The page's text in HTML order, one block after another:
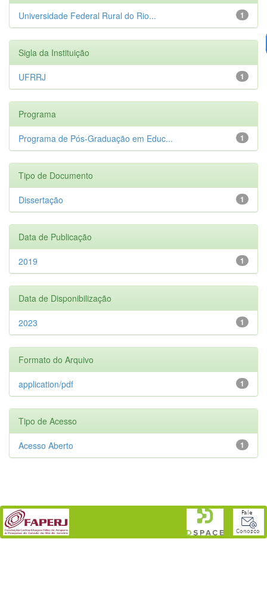
1
Universidade Federal Rural do Rio...
Sigla da Instituição
1
UFRRJ
Programa
1
Programa de Pós-Graduação em Educ...
Tipo de Documento
1
Dissertação
Data de Publicação
1
2019
Data de Disponibilização
1
2023
Formato do Arquivo
1
application/pdf
Tipo de Acesso
1
Acesso Aberto